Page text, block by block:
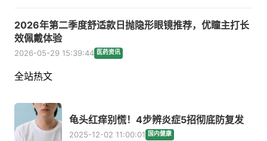
2026年第二季度舒适款日抛隐形眼镜推荐，优瞳主打长
效佩戴体验
2026-05-29 15:39:44 医药资讯
全站热文
龟头红痒别慌！4步辨炎症5招彻底防复发
2025-12-02 11:00:01 国内健康